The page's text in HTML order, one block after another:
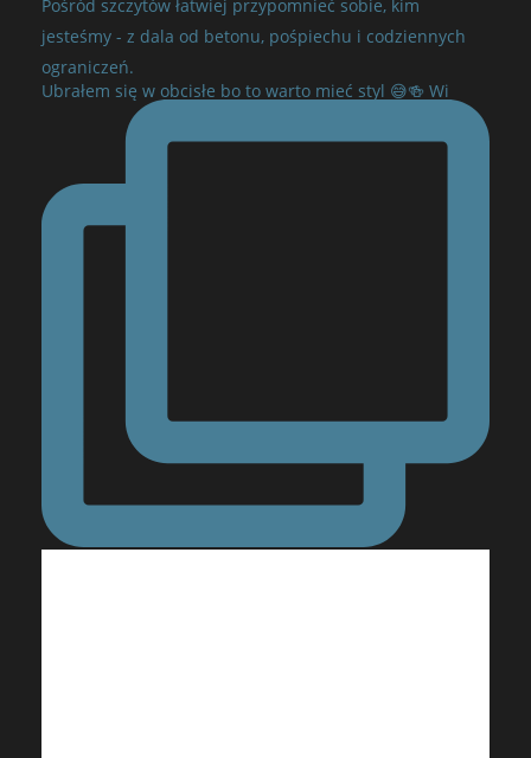
Pośród szczytów łatwiej przypomnieć sobie, kim
jesteśmy - z dala od betonu, pośpiechu i codziennych
ograniczeń.
Ubrałem się w obcisłe bo to warto mieć styl 😅🍻 Wi